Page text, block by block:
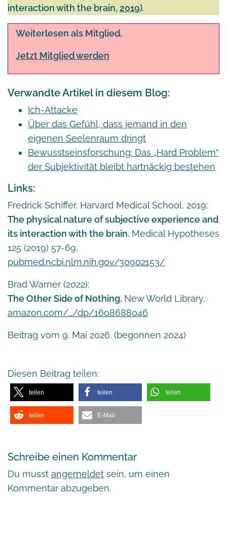
interaction with the brain, 2019).
Weiterlesen als Mitglied.
Jetzt Mitglied werden
Verwandte Artikel in diesem Blog:
Ich-Attacke
Über das Gefühl, dass jemand in den
eigenen Seelenraum dringt
Bewusstseinsforschung: Das „Hard Problem“
der Subjektivität bleibt hartnäckig bestehen
Links:
Fredrick Schiffer, Harvard Medical School, 2019:
The physical nature of subjective experience and
its interaction with the brain. Medical Hypotheses
125 (2019) 57-69,
pubmed.ncbi.nlm.nih.gov/30902153/
Brad Warner (2022):
The Other Side of Nothing. New World Library,
amazon.com/…/dp/1608688046
Beitrag vom 9. Mai 2026. (begonnen 2024)
Diesen Beitrag teilen:
teilen teilen teilen
teilen E-Mail
Schreibe einen Kommentar
Du musst angemeldet sein, um einen
Kommentar abzugeben.